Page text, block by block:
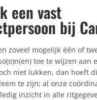
een vast
bij
zoveel mogelijk één of
toe te wijzen aan
niet lukken, dan hoeft
te zijn; al onze
inzicht in alle